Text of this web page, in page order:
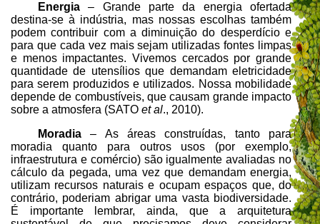
Energia– Grande parte da energia ofertada
destina-se à indústria, mas nossas escolhas também
podem contribuir com a diminuição do desperdício e
para que cada vez mais sejam utilizadas fontes limpas
e menos impactantes. Vivemos cercados por grande
quantidade de utensílios que demandam eletricidade
para serem produzidos e utilizados. Nossa mobilidade
depende de combustíveis, que causam grande impacto
sobre a atmosfera (SATO et al., 2010).
Moradia– As áreas construídas, tanto para
moradia quanto para outros usos (por exemplo,
infraestrutura e comércio) são igualmente avaliadas no
cálculo da pegada, uma vez que demandam energia,
utilizam recursos naturais e ocupam espaços que, do
contrário, poderiam abrigar uma vasta biodiversidade.
É importante lembrar, ainda, que a arquitetura